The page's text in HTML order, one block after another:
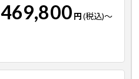
469,800 円(税込)～